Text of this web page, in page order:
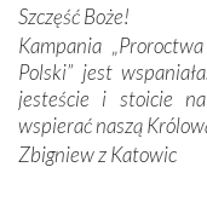
spotykaliśmy
Portugalczyków.
zwyczaje. Mimo
oddalone, w
Sprawiła to
kulturowa bliskość
Szczęść Boże!
Kampania
Polski” jest
jesteście i stoicie
wspierać naszą
Zbigniew z Katowic